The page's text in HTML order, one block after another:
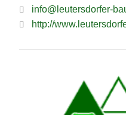
info@leutersdorfer-
http://